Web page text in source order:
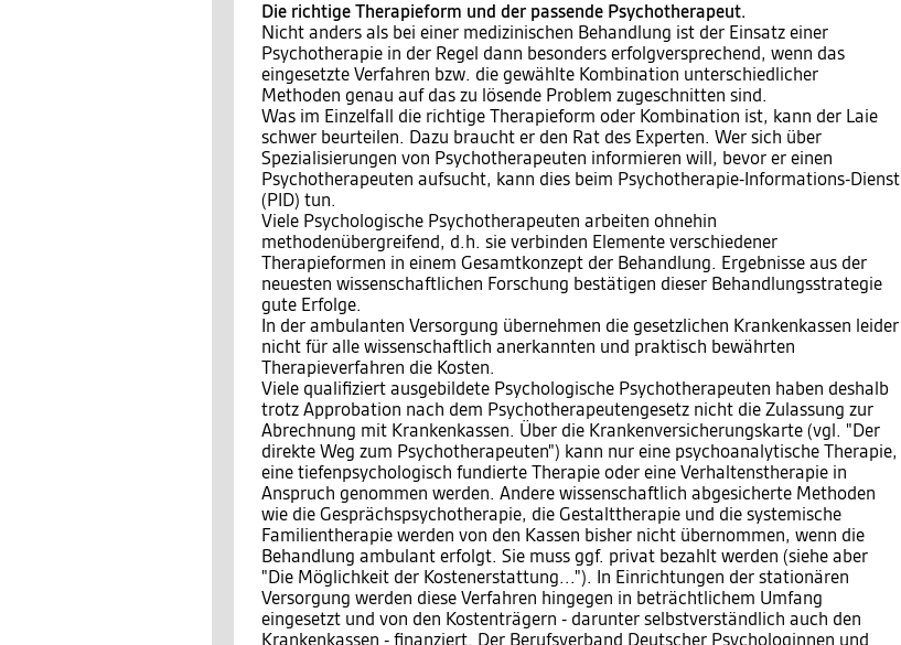
Die richtige Therapieform und der passende Psychotherapeut.
Nicht anders als bei einer medizinischen Behandlung ist der Einsatz einer
Psychotherapie in der Regel dann besonders erfolgversprechend, wenn das
eingesetzte Verfahren bzw. die gewählte Kombination unterschiedlicher
Methoden genau auf das zu lösende Problem zugeschnitten sind.
Was im Einzelfall die richtige Therapieform oder Kombination ist, kann der Laie
schwer beurteilen. Dazu braucht er den Rat des Experten. Wer sich über
Spezialisierungen von Psychotherapeuten informieren will, bevor er einen
Psychotherapeuten aufsucht, kann dies beim Psychotherapie-Informations-Dienst
(PID) tun.
Viele Psychologische Psychotherapeuten arbeiten ohnehin
methodenübergreifend, d.h. sie verbinden Elemente verschiedener
Therapieformen in einem Gesamtkonzept der Behandlung. Ergebnisse aus der
neuesten wissenschaftlichen Forschung bestätigen dieser Behandlungsstrategie
gute Erfolge.
In der ambulanten Versorgung übernehmen die gesetzlichen Krankenkassen leider
nicht für alle wissenschaftlich anerkannten und praktisch bewährten
Therapieverfahren die Kosten.
Viele qualifiziert ausgebildete Psychologische Psychotherapeuten haben deshalb
trotz Approbation nach dem Psychotherapeutengesetz nicht die Zulassung zur
Abrechnung mit Krankenkassen. Über die Krankenversicherungskarte (vgl. "Der
direkte Weg zum Psychotherapeuten") kann nur eine psychoanalytische Therapie,
eine tiefenpsychologisch fundierte Therapie oder eine Verhaltenstherapie in
Anspruch genommen werden. Andere wissenschaftlich abgesicherte Methoden
wie die Gesprächspsychotherapie, die Gestalttherapie und die systemische
Familientherapie werden von den Kassen bisher nicht übernommen, wenn die
Behandlung ambulant erfolgt. Sie muss ggf. privat bezahlt werden (siehe aber
"Die Möglichkeit der Kostenerstattung..."). In Einrichtungen der stationären
Versorgung werden diese Verfahren hingegen in beträchtlichem Umfang
eingesetzt und von den Kostenträgern - darunter selbstverständlich auch den
Krankenkassen - finanziert. Der Berufsverband Deutscher Psychologinnen und